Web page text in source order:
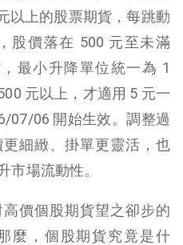
）
以上的股票期貨，每跳動
股價落在 500 元至未滿
最小升降單位統一為 1
元以上，才適用 5 元一
07/06 開始生效。調整過
細緻、掛單更靈活，也
市場流動性。
價個股期貨望之卻步的
麼，個股期貨究竟是什